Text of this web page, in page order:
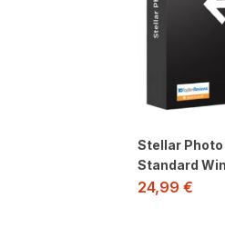
Stellar
Standard
24,99 €